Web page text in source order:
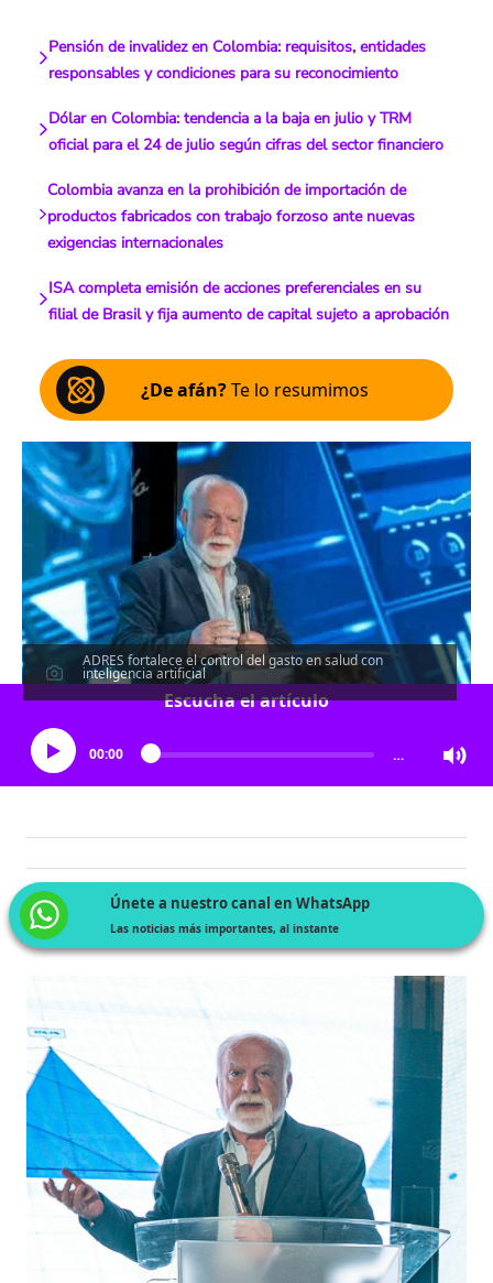
Pensión de invalidez en Colombia: requisitos, entidades
responsables y condiciones para su reconocimiento
Dólar en Colombia: tendencia a la baja en julio y TRM
oficial para el 24 de julio según cifras del sector financiero
Colombia avanza en la prohibición de importación de
productos fabricados con trabajo forzoso ante nuevas
exigencias internacionales
ISA completa emisión de acciones preferenciales en su
filial de Brasil y fija aumento de capital sujeto a aprobación
¿De afán?Te lo resumimos
ADRES fortalece el control del gasto en salud con
inteligencia artificial
Escucha el artículo
00:00 …
Únete a nuestro canal en WhatsApp
Las noticias más importantes, al instante